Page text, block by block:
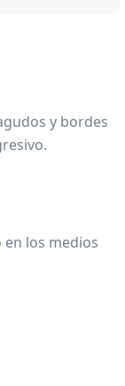
y bordes
los medios